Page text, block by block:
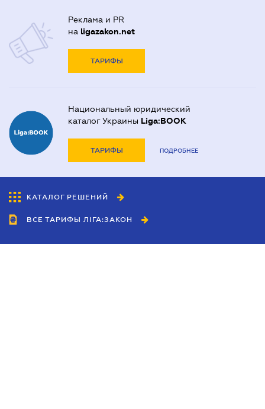
Реклама и PR
на ligazakon.net
ТАРИФЫ
Национальный юридический
каталог Украины Liga:BOOK
ТАРИФЫ ПОДРОБНЕЕ
КАТАЛОГ РЕШЕНИЙ
ВСЕ ТАРИФЫ ЛІГА:ЗАКОН